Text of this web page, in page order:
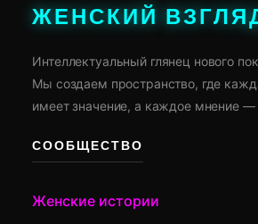
ЖЕНСКИЙ
Интеллектуальный глянец нового
Мы создаем пространство, где
имеет значение, а каждое мнение —
СООБЩЕСТВО
Женские истории